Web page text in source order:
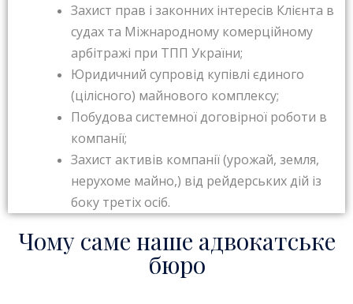
Захист прав і законних інтересів Клієнта в
судах та Міжнародному комерційному
арбітражі при ТПП України;
Юридичний супровід купівлі єдиного
(цілісного) майнового комплексу;
Побудова системної договірної роботи в
компанії;
Захист активів компанії (урожай, земля,
нерухоме майно,) від рейдерських дій із
боку третіх осіб.
Чому саме наше адвокатське
бюро